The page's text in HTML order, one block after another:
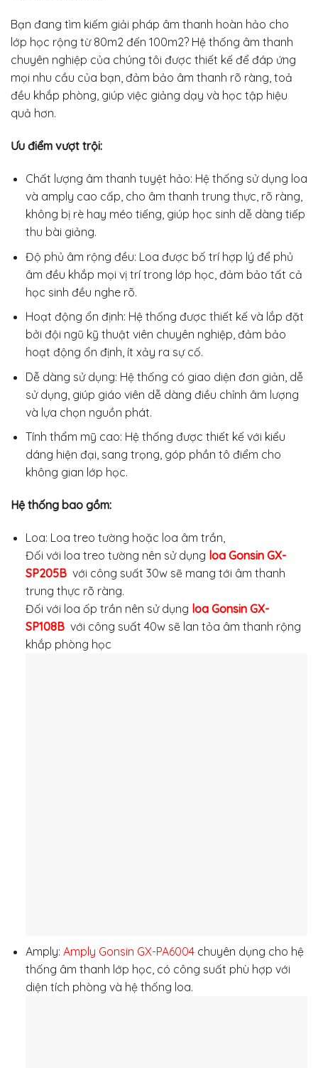
Bạn đang tìm kiếm giải pháp âm thanh hoàn hảo cho
lớp học rộng từ 80m2 đến 100m2? Hệ thống âm thanh
chuyên nghiệp của chúng tôi được thiết kế để đáp ứng
mọi nhu cầu của bạn, đảm bảo âm thanh rõ ràng, toả
đều khắp phòng, giúp việc giảng dạy và học tập hiệu
quả hơn.
Ưu điểm vượt trội:
Chất lượng âm thanh tuyệt hảo: Hệ thống sử dụng loa
và amply cao cấp, cho âm thanh trung thực, rõ ràng,
không bị rè hay méo tiếng, giúp học sinh dễ dàng tiếp
thu bài giảng.
Độ phủ âm rộng đều: Loa được bố trí hợp lý để phủ
âm đều khắp mọi vị trí trong lớp học, đảm bảo tất cả
học sinh đều nghe rõ.
Hoạt động ổn định: Hệ thống được thiết kế và lắp đặt
bởi đội ngũ kỹ thuật viên chuyên nghiệp, đảm bảo
hoạt động ổn định, ít xảy ra sự cố.
Dễ dàng sử dụng: Hệ thống có giao diện đơn giản, dễ
sử dụng, giúp giáo viên dễ dàng điều chỉnh âm lượng
và lựa chọn nguồn phát.
Tính thẩm mỹ cao: Hệ thống được thiết kế với kiểu
dáng hiện đại, sang trọng, góp phần tô điểm cho
không gian lớp học.
Hệ thống bao gồm:
Loa: Loa treo tường hoặc loa âm trần,
Đối với loa treo tường nên sử dụng loa Gonsin GX-
SP205B với công suất 30w sẽ mang tới âm thanh
trung thực rõ ràng.
Đối với loa ốp trần nên sử dụng loa Gonsin GX-
SP108B với công suất 40w sẽ lan tỏa âm thanh rộng
khắp phòng học
Amply: Amply Gonsin GX-PA6004chuyên dụng cho hệ
thống âm thanh lớp học, có công suất phù hợp với
diện tích phòng và hệ thống loa.